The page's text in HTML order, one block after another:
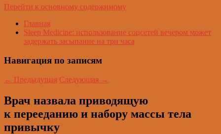
Перейти к основному содержимому
Главная
Sleep Medicine: использование соцсетей вечером может
задержать засыпание на три часа
Навигация по записям
← Предыдущая Следующая →
Врач назвала приводящую
к перееданию и набору массы тела
привычку